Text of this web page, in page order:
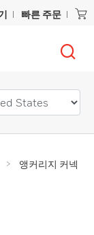
빠른 주문
앵커리지 커넥